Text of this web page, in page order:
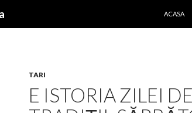
ACASA
TARI
E ISTORIA ZILEI